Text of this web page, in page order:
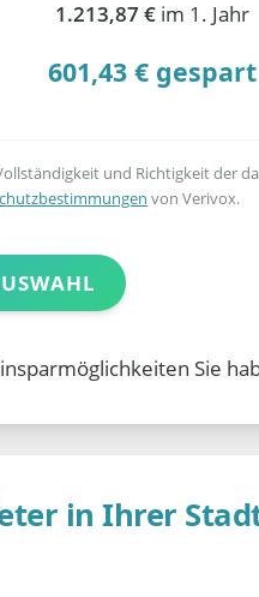
1.213,87 € im 1. Jahr
601,43 € gespart
und Richtigkeit der
von Verivox.
Sie
in Ihrer